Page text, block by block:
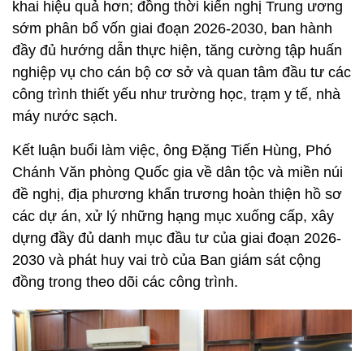
khai hiệu quả hơn; đồng thời kiến nghị Trung ương
sớm phân bổ vốn giai đoạn 2026-2030, ban hành
đầy đủ hướng dẫn thực hiện, tăng cường tập huấn
nghiệp vụ cho cán bộ cơ sở và quan tâm đầu tư các
công trình thiết yếu như trường học, trạm y tế, nhà
máy nước sạch.
Kết luận buổi làm việc, ông Đặng Tiến Hùng, Phó
Chánh Văn phòng Quốc gia về dân tộc và miền núi
đề nghị, địa phương khẩn trương hoàn thiện hồ sơ
các dự án, xử lý những hạng mục xuống cấp, xây
dựng đầy đủ danh mục đầu tư của giai đoạn 2026-
2030 và phát huy vai trò của Ban giám sát cộng
đồng trong theo dõi các công trình.